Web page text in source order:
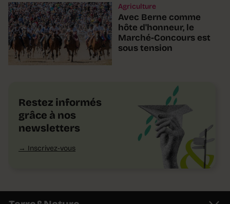
Agriculture
Avec Berne comme
hôte d'honneur, le
Marché-Concours est
sous tension
Restez informés
grâce à nos
newsletters
Inscrivez-vous